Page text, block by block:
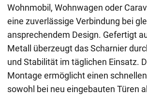
Wohnmobil, Wohnwagen oder
eine zuverlässige Verbindung bei
ansprechendem Design. Gefertigt
Metall überzeugt das Scharnier
und Stabilität im täglichen Einsatz.
Montage ermöglicht einen
sowohl bei neu eingebauten Türen